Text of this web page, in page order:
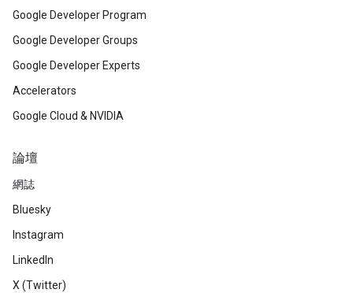
Google Developer Program
Google Developer Groups
Google Developer Experts
Accelerators
Google Cloud & NVIDIA
論壇
網誌
Bluesky
Instagram
LinkedIn
X (Twitter)